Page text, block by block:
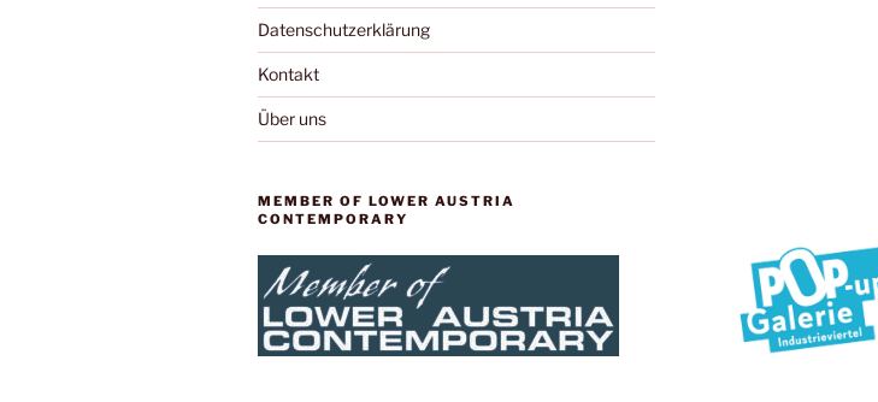
Datenschutzerklärung
Kontakt
Über uns
MEMBER OF LOWER AUSTRIA
CONTEMPORARY